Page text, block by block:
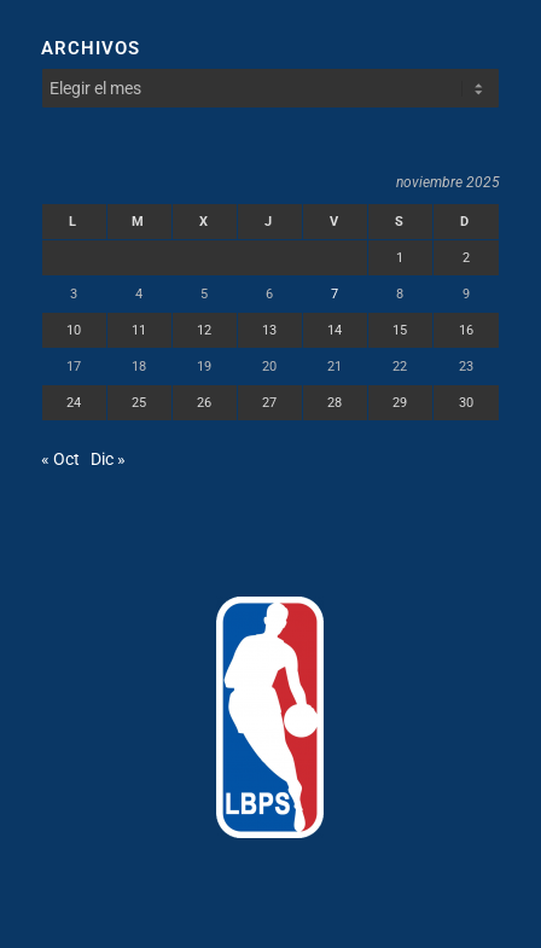
ARCHIVOS
noviembre 2025
L M X J V S D
1 2
3 4 5 6 7 8 9
10 11 12 13 14 15 16
17 18 19 20 21 22 23
24 25 26 27 28 29 30
« Oct Dic »